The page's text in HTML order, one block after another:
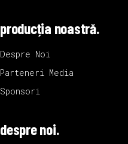
producția noastră.
Despre Noi
Parteneri Media
Sponsori
despre noi.